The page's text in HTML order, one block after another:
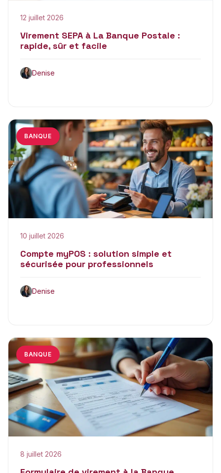
12 juillet 2026
Virement SEPA à La Banque Postale :
rapide, sûr et facile
Denise
BANQUE
10 juillet 2026
Compte myPOS : solution simple et
sécurisée pour professionnels
Denise
BANQUE
8 juillet 2026